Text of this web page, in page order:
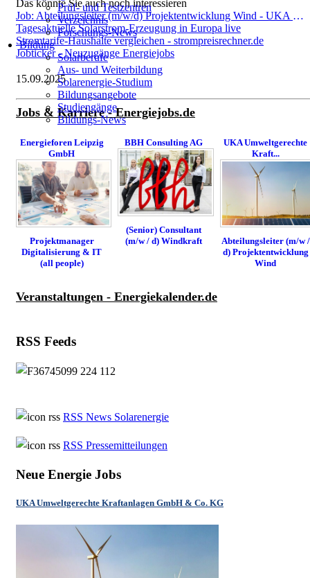
Prüf- und Testzentren
Verzeichnis
Forschungs-News
Bildung
Solarberufe
Aus- und Weiterbildung
Solarenergie-Studium
Bildungsangebote
Studiengänge
Bildungs-News
Das könnte Sie auch noch interessieren
Job: Abteilungsleiter (m/w/d) Projektentwicklung Wind - UKA Umweltgerechte Kraftanlagen GmbH & Co. KG
Tagesaktuelle Solarstrom-Erzeugung in Europa live
Stromtarife-Haushalte vergleichen - strompreisrechner.de
Jobticker - Neuzugänge Energiejobs
15.09.2025
Jobs & Karriere - Energiejobs.de
Energieforen Leipzig
GmbH
Projektmanager
Digitalisierung & IT
(all people)
BBH Consulting AG
(Senior) Consultant
(m/w / d) Windkraft
UKA Umweltgerechte
Kraft...
Abteilungsleiter (m/w /
d) Projektentwicklung
Wind
Veranstaltungen - Energiekalender.de
RSS Feeds
RSS News Solarenergie
RSS Pressemitteilungen
Neue Energie Jobs
UKA Umweltgerechte Kraftanlagen GmbH & Co. KG